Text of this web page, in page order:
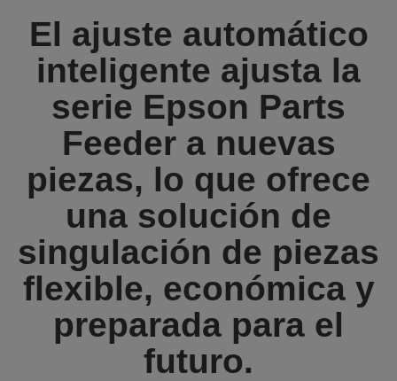
El ajuste automático
inteligente ajusta la
serie Epson Parts
Feeder a nuevas
piezas, lo que ofrece
una solución de
singulación de piezas
flexible, económica y
preparada para el
futuro.